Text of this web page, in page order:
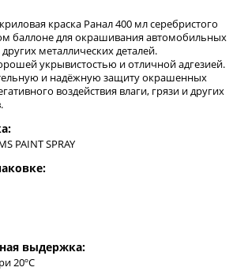
краска Ранал 400 мл серебристого
баллоне для окрашивания автомобильных
металлических деталей.
укрывистостью и отличной адгезией.
и надёжную защиту окрашенных
воздействия влаги, грязи и других
PAINT SPRAY
выдержка:
20ºC